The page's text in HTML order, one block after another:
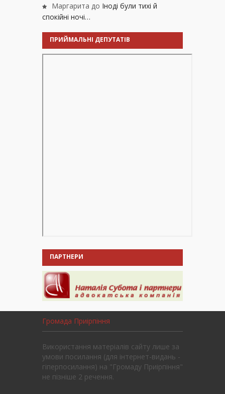
Маргарита до Іноді були тихі й
спокійні ночі…
ПРИЙМАЛЬНІ ДЕПУТАТІВ
ПАРТНЕРИ
Громада Приірпіння
Використання матеріалів сайту лише за
умови посилання (для інтернет-видань -
гіперпосилання) на "Громаду Приірпіння"
не пізніше 2 речення.